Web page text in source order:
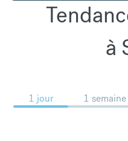
à
1 jour 1 semaine